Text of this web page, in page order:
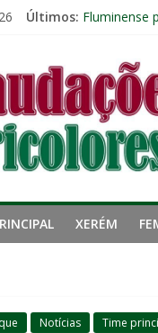
Últimos: Fluminense
Kauã Elias
XERÉM
Notícias Time